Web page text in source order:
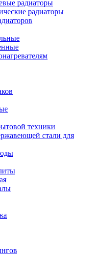
радиаторы
радиаторы
техники
стали для